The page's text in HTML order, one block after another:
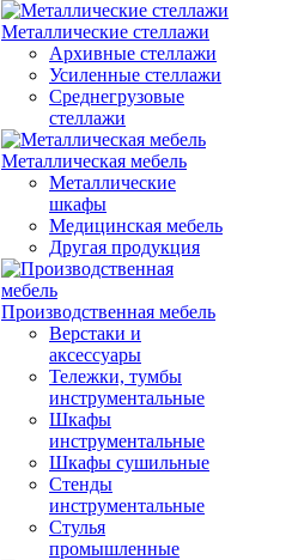
Металлические стеллажи
Архивные стеллажи
Усиленные стеллажи
Среднегрузовые
стеллажи
Металлическая мебель
Металлические
шкафы
Медицинская мебель
Другая продукция
Производственная мебель
Верстаки и
аксессуары
Тележки, тумбы
инструментальные
Шкафы
инструментальные
Шкафы сушильные
Стенды
инструментальные
Cтулья
промышленные